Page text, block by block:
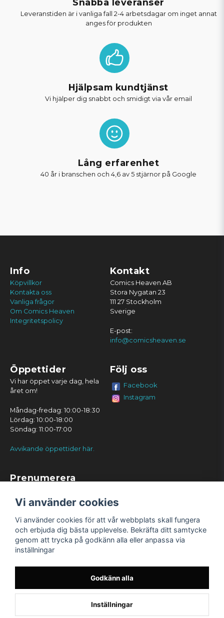
Snabba leveranser
Leveranstiden är i vanliga fall 2-4 arbetsdagar om inget annat
anges för produkten
Hjälpsam kundtjänst
Vi hjälper dig snabbt och smidigt via vår email
Lång erfarenhet
40 år i branschen och 4,6 av 5 stjärnor på Google
Info
Köpvillkor
Kontakta oss
Vanliga frågor
Om Comics Heaven
Integritetspolicy
Kontakt
Comics Heaven AB
Stora Nygatan 23
111 27 Stockholm
Sverige
E-post:
info@comicsheaven.se
Öppettider
Vi har öppet varje dag, hela
året om!
Måndag-fredag: 10:00-18:30
Lördag: 10:00-18:00
Söndag: 11:00-17:00
Avvikande öppettider här.
Följ oss
Facebook
Instagram
Prenumerera
Vi använder cookies
Vi använder cookies för att vår webbplats skall fungera
och erbjuda dig bästa upplevelse. Bekräfta ditt samtycke
genom att trycka på godkänn alla eller anpassa via
inställningar
Godkänn alla
Inställningar